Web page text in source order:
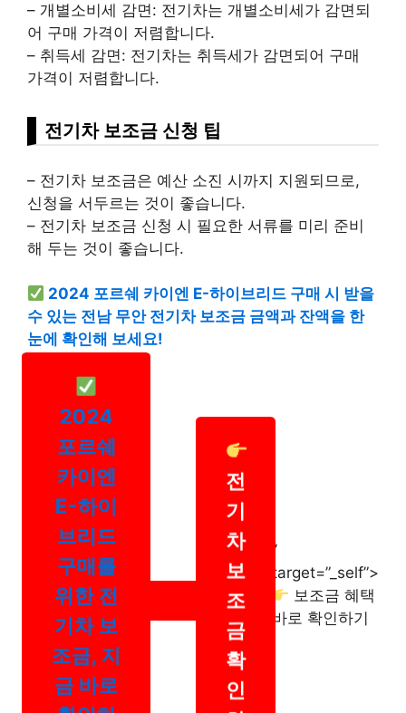
– 개별소비세 감면: 전기차는 개별소비세가 감면되
어 구매 가격이 저렴합니다.
– 취득세 감면: 전기차는 취득세가 감면되어 구매
가격이 저렴합니다.
전기차 보조금 신청 팁
– 전기차 보조금은 예산 소진 시까지 지원되므로,
신청을 서두르는 것이 좋습니다.
– 전기차 보조금 신청 시 필요한 서류를 미리 준비
해 두는 것이 좋습니다.
2024 포르쉐 카이엔 E-하이브리드 구매 시 받을
수 있는 전남 무안 전기차 보조금 금액과 잔액을 한
눈에 확인해 보세요!
2024
포르쉐
카이엔
E-하이
브리드
구매를
위한 전
기차 보
조금, 지
금 바로
전
기
차
보
조
금
확
인
”
target=”_self”>
보조금 혜택
바로 확인하기